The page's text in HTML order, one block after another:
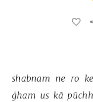
shabnam ne ro ke
ġham us kā